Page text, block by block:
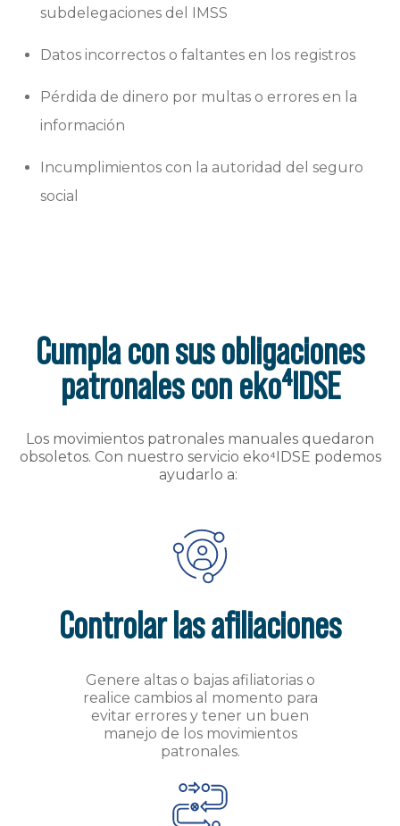
subdelegaciones del IMSS
Datos incorrectos o faltantes en los registros
Pérdida de dinero por multas o errores en la
información
Incumplimientos con la autoridad del seguro
social
Cumpla con sus obligaciones
patronales con eko⁴IDSE
Los movimientos patronales manuales quedaron
obsoletos. Con nuestro servicio eko⁴IDSE podemos
ayudarlo a:
Controlar las afiliaciones
Genere altas o bajas afiliatorias o
realice cambios al momento para
evitar errores y tener un buen
manejo de los movimientos
patronales.